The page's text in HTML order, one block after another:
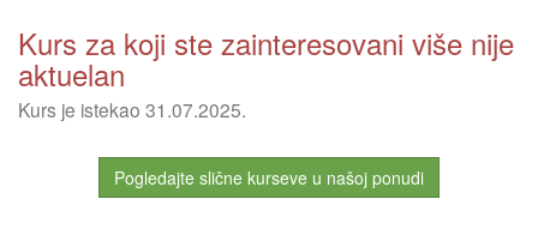
Kurs za koji ste zainteresovani više nije
aktuelan
Kurs je istekao 31.07.2025.
Pogledajte slične kurseve u našoj ponudi